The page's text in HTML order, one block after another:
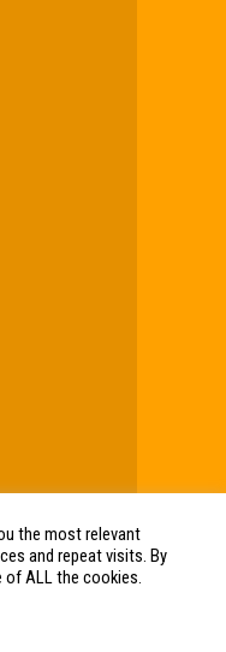
Pro|Humor wx
the most relevant
and repeat visits. By
of ALL the cookies.